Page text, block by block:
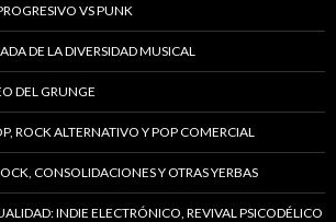
VS PUNK
DE LA DIVERSIDAD MUSICAL
DEL GRUNGE
ROCK ALTERNATIVO Y POP COMERCIAL
CONSOLIDACIONES Y OTRAS YERBAS
INDIE ELECTRÓNICO, REVIVAL PSICODÉLICO